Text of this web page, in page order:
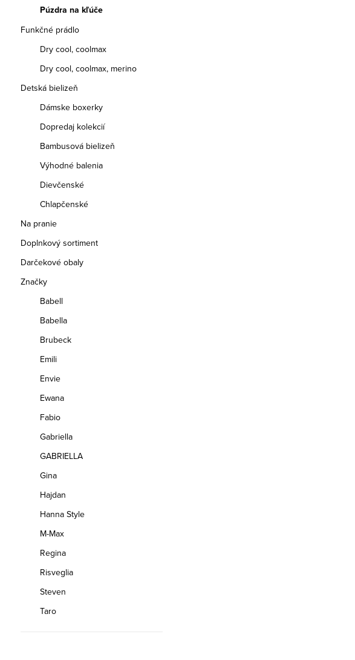
Púzdra na kľúče
Funkčné prádlo
Dry cool, coolmax
Dry cool, coolmax, merino
Detská bielizeň
Dámske boxerky
Dopredaj kolekcií
Bambusová bielizeň
Výhodné balenia
Dievčenské
Chlapčenské
Na pranie
Doplnkový sortiment
Darčekové obaly
Značky
Babell
Babella
Brubeck
Emili
Envie
Ewana
Fabio
Gabriella
GABRIELLA
Gina
Hajdan
Hanna Style
M-Max
Regina
Risveglia
Steven
Taro